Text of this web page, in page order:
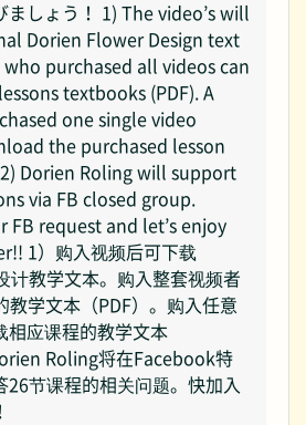
ましょう！ 1) The video’s will
Dorien Flower Design text
purchased all videos can
textbooks (PDF). A
one single video
the purchased lesson
Dorien Roling will support
via FB closed group.
FB request and let’s enjoy
1）购入视频后可下载
计教学文本。购入整套视频者
教学文本（PDF）。购入任意
相应课程的教学文本
Roling将在Facebook特
26节课程的相关问题。快加入